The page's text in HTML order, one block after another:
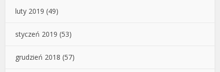
luty 2019 (49)
styczeń 2019 (53)
grudzień 2018 (57)